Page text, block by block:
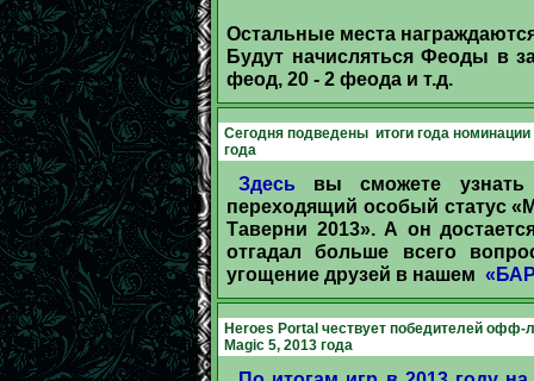
Остальные места
Будут начисляться Феоды в
феод, 20 - 2 феода и т.д.
Cегодня подведены итоги года
года
Здесь вы сможете узнать
переходящий особый статус
Таверни 2013». А он
отгадал больше всего
угощение друзей в нашем
Heroes Portal чествует победителей офф-
Magic 5, 2013 года